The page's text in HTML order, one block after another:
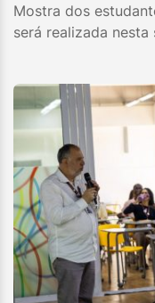
Mostra dos
será realizada nesta